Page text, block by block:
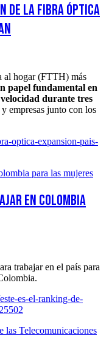
de la fibra óptica
al hogar (FTTH) más
papel fundamental en
durante tres
empresas junto con los
optica-expansion-pais-
en Colombia
trabajar en el país para
es-el-ranking-de-